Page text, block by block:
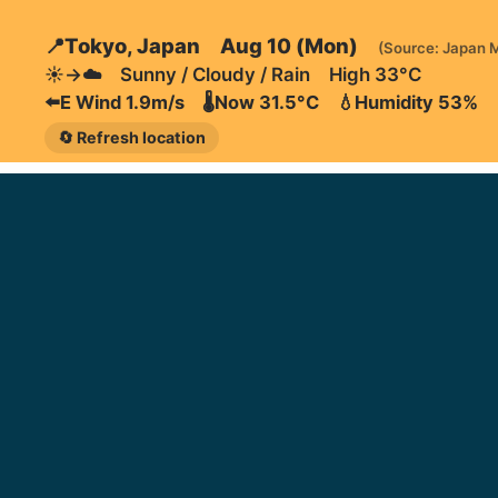
📍Tokyo, Japan Aug 10 (Mon) (Source: Japan
☀️→☁️ Sunny / Cloudy / Rain High 33°C
⬅️E Wind 1.9m/s 🌡️Now 31.5°C 💧Humidity 53%
🔄 Refresh location